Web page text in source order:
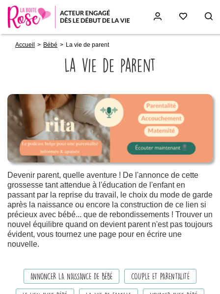
d'Ariane
Accueil Bébé La vie de parent
La vie de parent
Paragraphs
Devenir parent, quelle aventure ! De l'annonce de cette
grossesse tant attendue à l'éducation de l'enfant en
passant par la reprise du travail, le choix du mode de garde
après la naissance ou encore la construction de ce lien si
précieux avec bébé... que de rebondissements ! Trouver un
nouvel équilibre quand on devient parent n'est pas toujours
évident, vous tournez une page pour en écrire une
nouvelle.
ANNONCER LA NAISSANCE DE BÉBÉ COUPLE ET PARENTALITÉ